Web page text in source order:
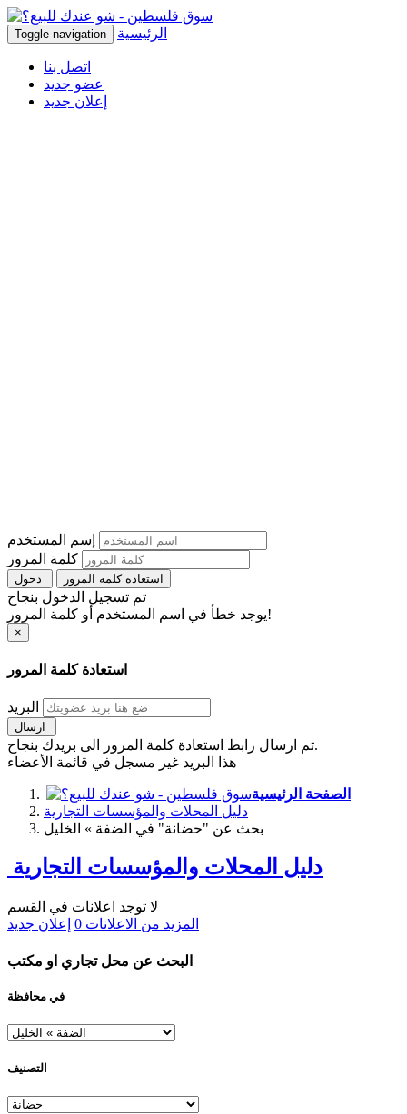
Toggle navigation الرئيسية
اتصل بنا
عضو جديد
إعلان جديد
إسم المستخدم
كلمة المرور
استعادة كلمة المرور
تم تسجيل الدخول بنجاح
يوجد خطأ في اسم المستخدم أو كلمة المرور!
×
استعادة كلمة المرور
البريد
تم ارسال رابط استعادة كلمة المرور الى بريدك بنجاح.
هذا البريد غير مسجل في قائمة الأعضاء
الصفحة الرئيسية
دليل المحلات والمؤسسات التجارية
بحث عن "حضانة" في الضفة » الخليل
دليل المحلات والمؤسسات التجارية
لا توجد اعلانات في القسم
المزيد من الاعلانات 0 إعلان جديد
البحث عن محل تجاري او مكتب
في محافظة
التصنيف